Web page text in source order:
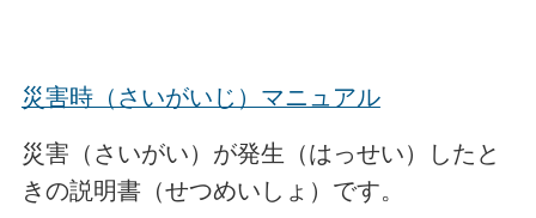
災害時（さいがいじ）マニュアル
災害（さいがい）が発生（はっせい）したと
きの説明書（せつめいしょ）です。